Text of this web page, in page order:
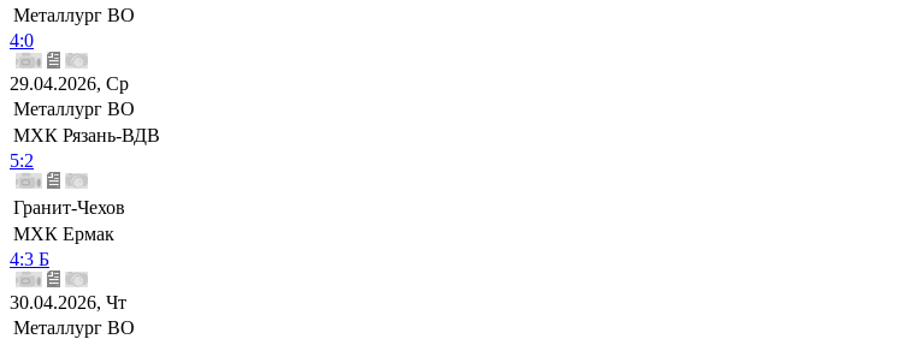
Металлург ВО
4:0
29.04.2026, Ср
Металлург ВО
МХК Рязань-ВДВ
5:2
Гранит-Чехов
МХК Ермак
4:3 Б
30.04.2026, Чт
Металлург ВО